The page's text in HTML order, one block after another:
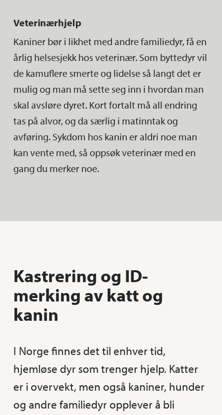
Veterinærhjelp
Kaniner bør i likhet med andre familiedyr, få en
årlig helsesjekk hos veterinær. Som byttedyr vil
de kamuflere smerte og lidelse så langt det er
mulig og man må sette seg inn i hvordan man
skal avsløre dyret. Kort fortalt må all endring
tas på alvor, og da særlig i matinntak og
avføring. Sykdom hos kanin er aldri noe man
kan vente med, så oppsøk veterinær med en
gang du merker noe.
Kastrering og ID-
merking av katt og
kanin
I Norge finnes det til enhver tid,
hjemløse dyr som trenger hjelp. Katter
er i overvekt, men også kaniner, hunder
og andre familiedyr opplever å bli